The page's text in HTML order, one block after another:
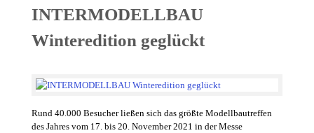
INTERMODELLBAU
Winteredition geglückt
Rund 40.000 Besucher ließen sich das größte Modellbautreffen
des Jahres vom 17. bis 20. November 2021 in der Messe